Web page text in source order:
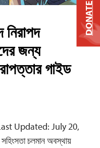
জন্য
গাইড
Updated: July 20,
চলমান অবস্থায়
DONATE